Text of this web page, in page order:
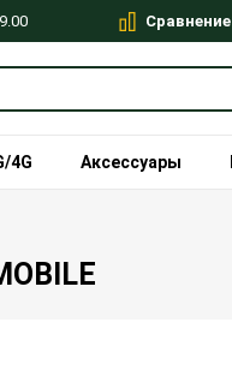
Сравнение
4G Аксессуары